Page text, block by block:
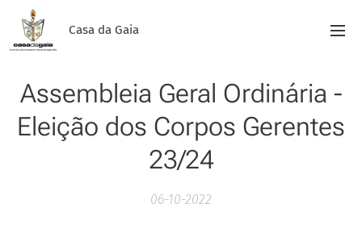
Casa da Gaia
Assembleia Geral Ordinária -
Eleição dos Corpos Gerentes
23/24
06-10-2022